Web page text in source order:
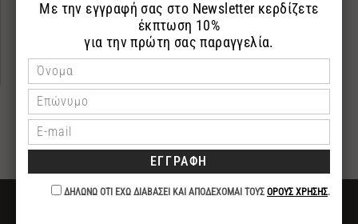
ΕΠΙΣΤΡΟΦΕΣ
ΠΛΗΡΩΜΗ
​Αφρόλουτρο250ml
Shower gel με λάδι ελιάς και εκχύλισμα μελιού που ενυδατώνουν και
περιποιούνται την επιδερμίδα.
ΔΩΡΕΑΝ ΜΕΤΑΦΟΡΙΚΑ